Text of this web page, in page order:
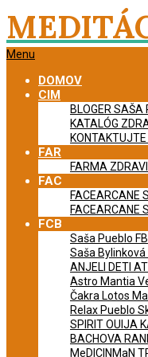
Skip
to
content
Primary
Menu
Menu
DOMOV
CIM
BLOGER SAŠA
KATALÓG
FAR
FARMA
FAC
FACEARCANE
FACEARCANE
FCB
Saša Pueblo FB
Saša
ANJELI DETI
Astro Mantia
Čakra Lotos
Relax Pueblo
SPIRIT OUIJA
BACHOVA
MeDICINMaN